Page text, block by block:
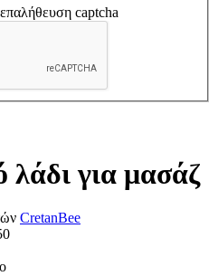
captcha
λάδι για μασάζ
CretanBee